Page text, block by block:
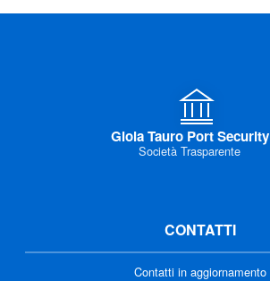
Gioia Tauro Port Security
Società Trasparente
CONTATTI
Contatti in aggiornamento